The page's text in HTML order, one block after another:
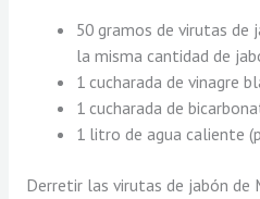
50 gramos de virutas de
la misma cantidad de
1 cucharada de vinagre
1 cucharada de
1 litro de agua caliente
Derretir las virutas de jabón de